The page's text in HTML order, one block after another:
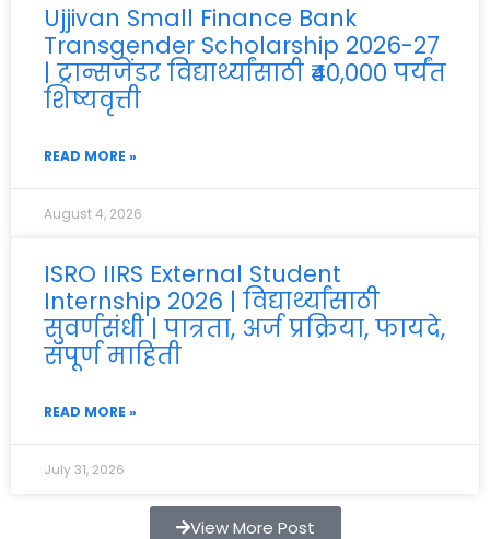
Ujjivan Small Finance Bank
Transgender Scholarship 2026-27
| ट्रान्सजेंडर विद्यार्थ्यांसाठी ₹40,000 पर्यंत
शिष्यवृत्ती
READ MORE »
August 4, 2026
ISRO IIRS External Student
Internship 2026 | विद्यार्थ्यांसाठी
सुवर्णसंधी | पात्रता, अर्ज प्रक्रिया, फायदे,
संपूर्ण माहिती
READ MORE »
July 31, 2026
View More Post